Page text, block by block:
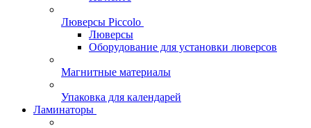
Люверсы Piccolo
Люверсы
Оборудование для установки люверсов
Магнитные материалы
Упаковка для календарей
Ламинаторы